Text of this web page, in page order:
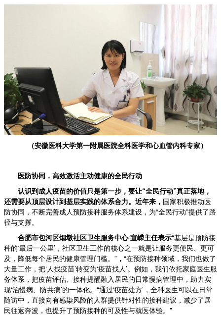
（安徽医科大学第一附属医院全科医学和心血管内科专家）
医防协同，高效激活主动健康的全民行动
认识到成人疫苗的价值只是第一步，要让“全民行动”真正落地，
还需要从顶层设计到基层实践的体系合力。近年来， 国家积极推动医
防协同，不断完善成人预防接种服务体系建设，为“全民行动”提供了路
径与支撑。
合肥市包河区烟墩社区卫生服务中心 宣嵘主任表示“基层是预防接
种的‘最后一公里’，社区卫生工作的核心之一就是让服务更便民、更可
及，降低每个居民的健康管理门槛。” ， “在预防接种领域，我们也做了
大量工作，把‘人找疫苗’转变为‘疫苗找人’。例如，我们依托家庭医生服
务体系，把疫苗评估、接种提醒融入居民的日常慢病管理中，助力实
现‘治慢病、防共病’的一体化。“通过‘疫苗处方’，全科医生可以在日常
随访中，直接向有感染风险的人群提供针对性的接种建议，减少了居
民往返奔波，也提升了预防接种的可及性与就医体验。”